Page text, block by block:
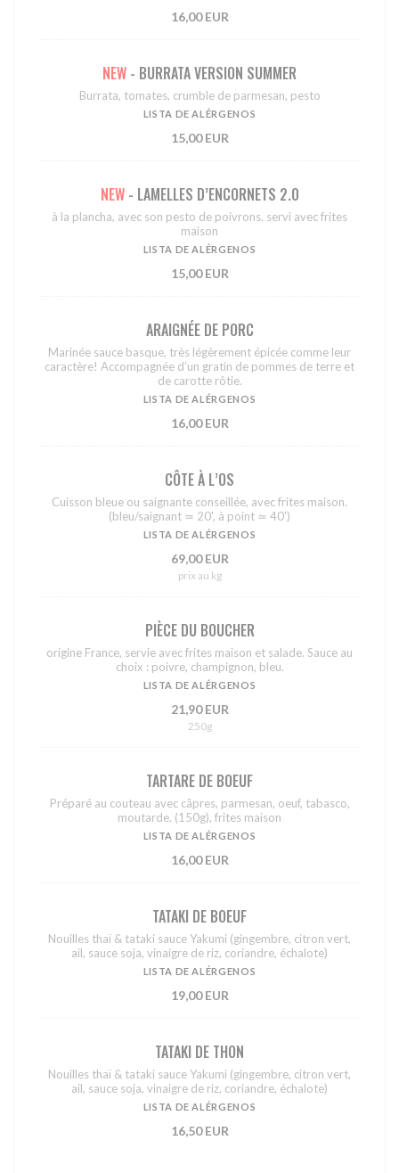
16,00 EUR
NEW - BURRATA VERSION SUMMER
Burrata, tomates, crumble de parmesan, pesto
LISTA DE ALÉRGENOS
15,00 EUR
NEW - LAMELLES D’ENCORNETS 2.0
à la plancha, avec son pesto de poivrons. servi avec frites
maison
LISTA DE ALÉRGENOS
15,00 EUR
ARAIGNÉE DE PORC
Marinée sauce basque, très légèrement épicée comme leur
caractère! Accompagnée d’un gratin de pommes de terre et
de carotte rôtie.
LISTA DE ALÉRGENOS
16,00 EUR
CÔTE À L’OS
Cuisson bleue ou saignante conseillée, avec frites maison.
(bleu/saignant ≃ 20', à point ≃ 40')
LISTA DE ALÉRGENOS
69,00 EUR
prix au kg
PIÈCE DU BOUCHER
origine France, servie avec frites maison et salade. Sauce au
choix : poivre, champignon, bleu.
LISTA DE ALÉRGENOS
21,90 EUR
250g
TARTARE DE BOEUF
Préparé au couteau avec câpres, parmesan, oeuf, tabasco,
moutarde. (150g), frites maison
LISTA DE ALÉRGENOS
16,00 EUR
TATAKI DE BOEUF
Nouilles thaï & tataki sauce Yakumi (gingembre, citron vert,
ail, sauce soja, vinaigre de riz, coriandre, échalote)
LISTA DE ALÉRGENOS
19,00 EUR
TATAKI DE THON
Nouilles thaï & tataki sauce Yakumi (gingembre, citron vert,
ail, sauce soja, vinaigre de riz, coriandre, échalote)
LISTA DE ALÉRGENOS
16,50 EUR